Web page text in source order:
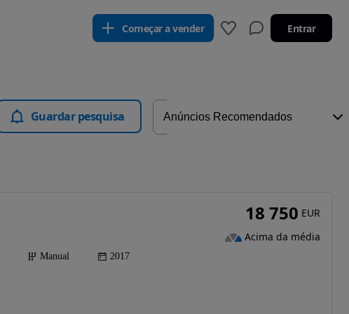
Começar a vender Entrar
Guardar pesquisa
Manual 2017
18 750 EUR
Acima da média